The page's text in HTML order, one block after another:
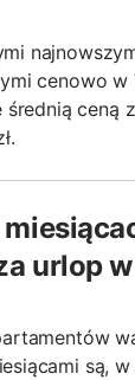
cenowo w
średnią ceną
urlop
są,